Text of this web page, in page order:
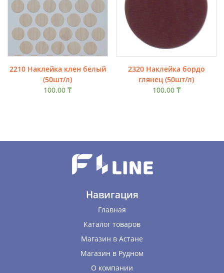
2210 Наклейка клен белый
(50шт/л)
100.00 ₸
2320 Наклейка бордо
глянец (50шт/л)
100.00₸
Навигация
Главная
Каталог товаров
Магазин в Астане
Магазин в Рудном
О компании